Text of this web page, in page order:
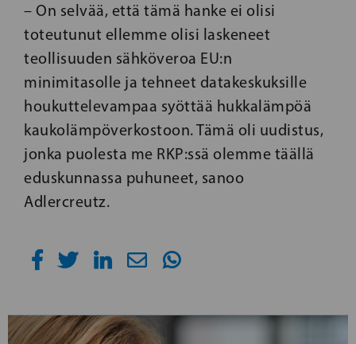
– On selvää, että tämä hanke ei olisi
toteutunut ellemme olisi laskeneet
teollisuuden sähköveroa EU:n
minimitasolle ja tehneet datakeskuksille
houkuttelevampaa syöttää hukkalämpöä
kaukolämpöverkostoon. Tämä oli uudistus,
jonka puolesta me RKP:ssä olemme täällä
eduskunnassa puhuneet, sanoo
Adlercreutz.